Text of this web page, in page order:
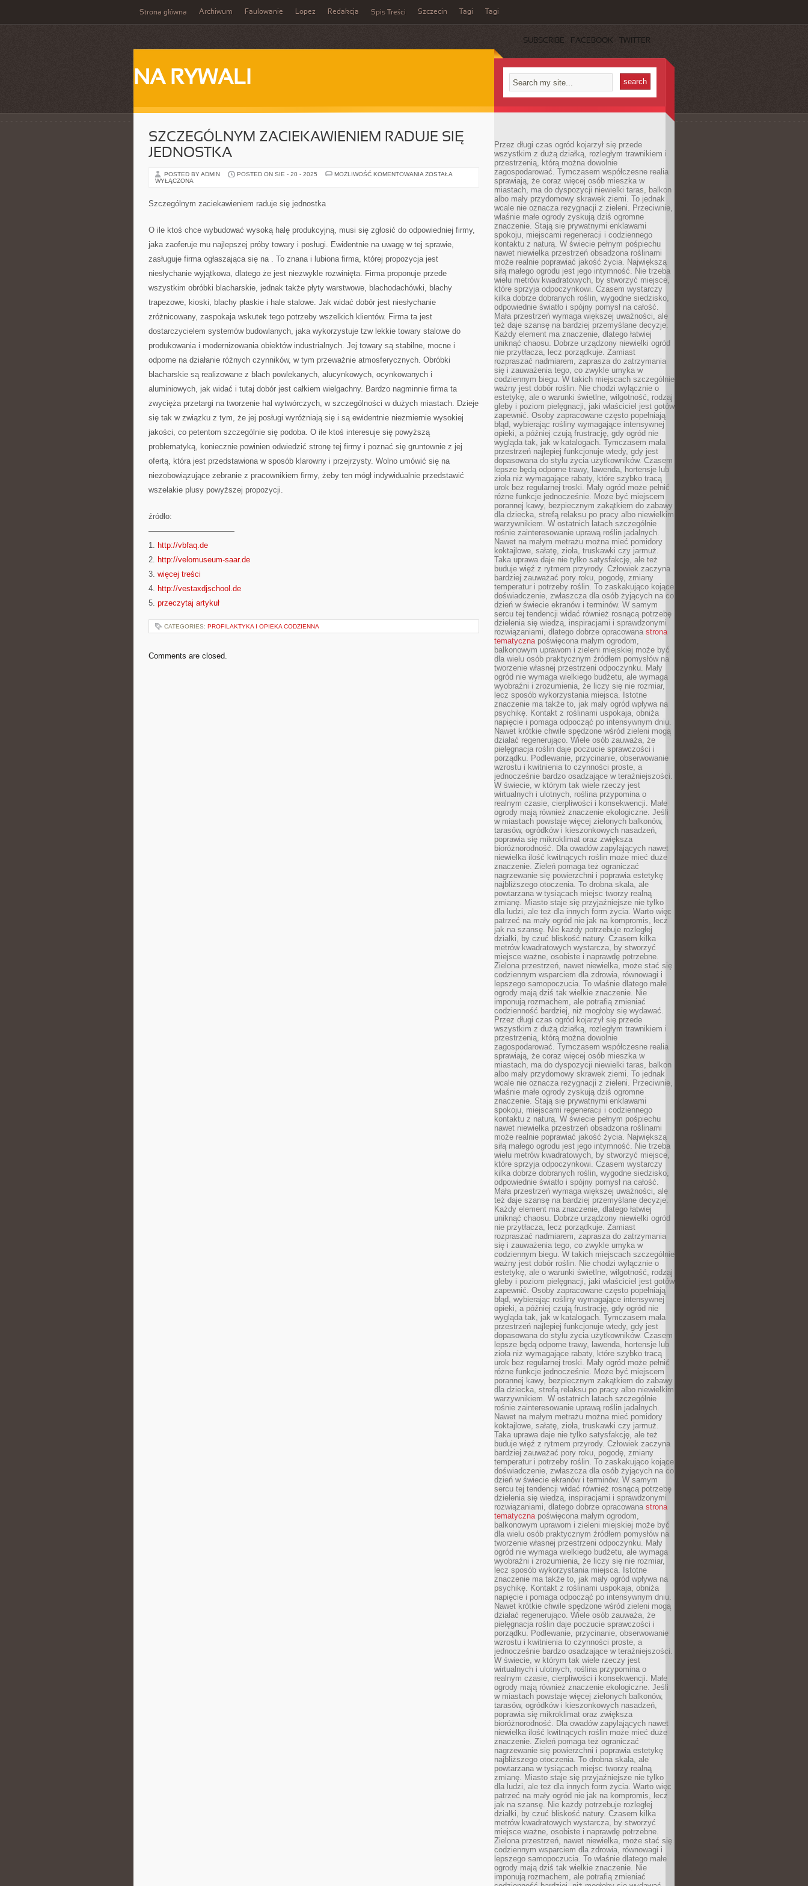
Strona główna Archiwum Faulowanie Lopez Redakcja Spis Treści Szczecin Tagi Tagi
SUBSCRIBE FACEBOOK TWITTER
NA RYWALI
SZCZEGÓLNYM ZACIEKAWIENIEM RADUJE SIĘ
JEDNOSTKA
POSTED BY ADMIN POSTED ON SIE - 20 - 2025 MOŻLIWOŚĆ KOMENTOWANIA SZCZEGÓLNYM
ZOSTAŁA
WYŁĄCZONA
Szczególnym zaciekawieniem raduje się jednostka
O ile ktoś chce wybudować wysoką halę produkcyjną, musi się zgłosić do odpowiedniej firmy,
jaka zaoferuje mu najlepszej próby towary i posługi. Ewidentnie na uwagę w tej sprawie,
zasługuje firma ogłaszająca się na . To znana i lubiona firma, której propozycja jest
niesłychanie wyjątkowa, dlatego że jest niezwykle rozwinięta. Firma proponuje przede
wszystkim obróbki blacharskie, jednak także płyty warstwowe, blachodachówki, blachy
trapezowe, kioski, blachy płaskie i hale stalowe. Jak widać dobór jest niesłychanie
zróżnicowany, zaspokaja wskutek tego potrzeby wszelkich klientów. Firma ta jest
dostarczycielem systemów budowlanych, jaka wykorzystuje tzw lekkie towary stalowe do
produkowania i modernizowania obiektów industrialnych. Jej towary są stabilne, mocne i
odporne na działanie różnych czynników, w tym przeważnie atmosferycznych. Obróbki
blacharskie są realizowane z blach powlekanych, alucynkowych, ocynkowanych i
aluminiowych, jak widać i tutaj dobór jest całkiem wielgachny. Bardzo nagminnie firma ta
zwycięża przetargi na tworzenie hal wytwórczych, w szczególności w dużych miastach. Dzieje
się tak w związku z tym, że jej posługi wyróżniają się i są ewidentnie niezmiernie wysokiej
jakości, co petentom szczególnie się podoba. O ile ktoś interesuje się powyższą
problematyką, koniecznie powinien odwiedzić stronę tej firmy i poznać się gruntownie z jej
ofertą, która jest przedstawiona w sposób klarowny i przejrzysty. Wolno umówić się na
niezobowiązujące zebranie z pracownikiem firmy, żeby ten mógł indywidualnie przedstawić
wszelakie plusy powyższej propozycji.
źródło:
———————————
1. http://vbfaq.de
2. http://velomuseum-saar.de
3. więcej treści
4. http://vestaxdjschool.de
5. przeczytaj artykuł
CATEGORIES: PROFILAKTYKA I OPIEKA CODZIENNA
Comments are closed.
Przez długi czas ogród kojarzył się przede
wszystkim z dużą działką, rozległym trawnikiem i
przestrzenią, którą można dowolnie
zagospodarować. Tymczasem współczesne realia
sprawiają, że coraz więcej osób mieszka w
miastach, ma do dyspozycji niewielki taras, balkon
albo mały przydomowy skrawek ziemi. To jednak
wcale nie oznacza rezygnacji z zieleni. Przeciwnie,
właśnie małe ogrody zyskują dziś ogromne
znaczenie. Stają się prywatnymi enklawami
spokoju, miejscami regeneracji i codziennego
kontaktu z naturą. W świecie pełnym pośpiechu
nawet niewielka przestrzeń obsadzona roślinami
może realnie poprawiać jakość życia. Największą
siłą małego ogrodu jest jego intymność. Nie trzeba
wielu metrów kwadratowych, by stworzyć miejsce,
które sprzyja odpoczynkowi. Czasem wystarczy
kilka dobrze dobranych roślin, wygodne siedzisko,
odpowiednie światło i spójny pomysł na całość.
Mała przestrzeń wymaga większej uważności, ale
też daje szansę na bardziej przemyślane decyzje.
Każdy element ma znaczenie, dlatego łatwiej
uniknąć chaosu. Dobrze urządzony niewielki ogród
nie przytłacza, lecz porządkuje. Zamiast
rozpraszać nadmiarem, zaprasza do zatrzymania
się i zauważenia tego, co zwykle umyka w
codziennym biegu. W takich miejscach szczególnie
ważny jest dobór roślin. Nie chodzi wyłącznie o
estetykę, ale o warunki świetlne, wilgotność, rodzaj
gleby i poziom pielęgnacji, jaki właściciel jest gotów
zapewnić. Osoby zapracowane często popełniają
błąd, wybierając rośliny wymagające intensywnej
opieki, a później czują frustrację, gdy ogród nie
wygląda tak, jak w katalogach. Tymczasem mała
przestrzeń najlepiej funkcjonuje wtedy, gdy jest
dopasowana do stylu życia użytkowników. Czasem
lepsze będą odporne trawy, lawenda, hortensje lub
zioła niż wymagające rabaty, które szybko tracą
urok bez regularnej troski. Mały ogród może pełnić
różne funkcje jednocześnie. Może być miejscem
porannej kawy, bezpiecznym zakątkiem do zabawy
dla dziecka, strefą relaksu po pracy albo niewielkim
warzywnikiem. W ostatnich latach szczególnie
rośnie zainteresowanie uprawą roślin jadalnych.
Nawet na małym metrażu można mieć pomidory
koktajlowe, sałatę, zioła, truskawki czy jarmuż.
Taka uprawa daje nie tylko satysfakcję, ale też
buduje więź z rytmem przyrody. Człowiek zaczyna
bardziej zauważać pory roku, pogodę, zmiany
temperatur i potrzeby roślin. To zaskakująco kojące
doświadczenie, zwłaszcza dla osób żyjących na co
dzień w świecie ekranów i terminów. W samym
sercu tej tendencji widać również rosnącą potrzebę
dzielenia się wiedzą, inspiracjami i sprawdzonymi
rozwiązaniami, dlatego dobrze opracowana strona
tematycznapoświęcona małym ogrodom,
balkonowym uprawom i zieleni miejskiej może być
dla wielu osób praktycznym źródłem pomysłów na
tworzenie własnej przestrzeni odpoczynku. Mały
ogród nie wymaga wielkiego budżetu, ale wymaga
wyobraźni i zrozumienia, że liczy się nie rozmiar,
lecz sposób wykorzystania miejsca. Istotne
znaczenie ma także to, jak mały ogród wpływa na
psychikę. Kontakt z roślinami uspokaja, obniża
napięcie i pomaga odpocząć po intensywnym dniu.
Nawet krótkie chwile spędzone wśród zieleni mogą
działać regenerująco. Wiele osób zauważa, że
pielęgnacja roślin daje poczucie sprawczości i
porządku. Podlewanie, przycinanie, obserwowanie
wzrostu i kwitnienia to czynności proste, a
jednocześnie bardzo osadzające w teraźniejszości.
W świecie, w którym tak wiele rzeczy jest
wirtualnych i ulotnych, roślina przypomina o
realnym czasie, cierpliwości i konsekwencji. Małe
ogrody mają również znaczenie ekologiczne. Jeśli
w miastach powstaje więcej zielonych balkonów,
tarasów, ogródków i kieszonkowych nasadzeń,
poprawia się mikroklimat oraz zwiększa
bioróżnorodność. Dla owadów zapylających nawet
niewielka ilość kwitnących roślin może mieć duże
znaczenie. Zieleń pomaga też ograniczać
nagrzewanie się powierzchni i poprawia estetykę
najbliższego otoczenia. To drobna skala, ale
powtarzana w tysiącach miejsc tworzy realną
zmianę. Miasto staje się przyjaźniejsze nie tylko
dla ludzi, ale też dla innych form życia. Warto więc
patrzeć na mały ogród nie jak na kompromis, lecz
jak na szansę. Nie każdy potrzebuje rozległej
działki, by czuć bliskość natury. Czasem kilka
metrów kwadratowych wystarcza, by stworzyć
miejsce ważne, osobiste i naprawdę potrzebne.
Zielona przestrzeń, nawet niewielka, może stać się
codziennym wsparciem dla zdrowia, równowagi i
lepszego samopoczucia. To właśnie dlatego małe
ogrody mają dziś tak wielkie znaczenie. Nie
imponują rozmachem, ale potrafią zmieniać
codzienność bardziej, niż mogłoby się wydawać.
Przez długi czas ogród kojarzył się przede
wszystkim z dużą działką, rozległym trawnikiem i
przestrzenią, którą można dowolnie
zagospodarować. Tymczasem współczesne realia
sprawiają, że coraz więcej osób mieszka w
miastach, ma do dyspozycji niewielki taras, balkon
albo mały przydomowy skrawek ziemi. To jednak
wcale nie oznacza rezygnacji z zieleni. Przeciwnie,
właśnie małe ogrody zyskują dziś ogromne
znaczenie. Stają się prywatnymi enklawami
spokoju, miejscami regeneracji i codziennego
kontaktu z naturą. W świecie pełnym pośpiechu
nawet niewielka przestrzeń obsadzona roślinami
może realnie poprawiać jakość życia. Największą
siłą małego ogrodu jest jego intymność. Nie trzeba
wielu metrów kwadratowych, by stworzyć miejsce,
które sprzyja odpoczynkowi. Czasem wystarczy
kilka dobrze dobranych roślin, wygodne siedzisko,
odpowiednie światło i spójny pomysł na całość.
Mała przestrzeń wymaga większej uważności, ale
też daje szansę na bardziej przemyślane decyzje.
Każdy element ma znaczenie, dlatego łatwiej
uniknąć chaosu. Dobrze urządzony niewielki ogród
nie przytłacza, lecz porządkuje. Zamiast
rozpraszać nadmiarem, zaprasza do zatrzymania
się i zauważenia tego, co zwykle umyka w
codziennym biegu. W takich miejscach szczególnie
ważny jest dobór roślin. Nie chodzi wyłącznie o
estetykę, ale o warunki świetlne, wilgotność, rodzaj
gleby i poziom pielęgnacji, jaki właściciel jest gotów
zapewnić. Osoby zapracowane często popełniają
błąd, wybierając rośliny wymagające intensywnej
opieki, a później czują frustrację, gdy ogród nie
wygląda tak, jak w katalogach. Tymczasem mała
przestrzeń najlepiej funkcjonuje wtedy, gdy jest
dopasowana do stylu życia użytkowników. Czasem
lepsze będą odporne trawy, lawenda, hortensje lub
zioła niż wymagające rabaty, które szybko tracą
urok bez regularnej troski. Mały ogród może pełnić
różne funkcje jednocześnie. Może być miejscem
porannej kawy, bezpiecznym zakątkiem do zabawy
dla dziecka, strefą relaksu po pracy albo niewielkim
warzywnikiem. W ostatnich latach szczególnie
rośnie zainteresowanie uprawą roślin jadalnych.
Nawet na małym metrażu można mieć pomidory
koktajlowe, sałatę, zioła, truskawki czy jarmuż.
Taka uprawa daje nie tylko satysfakcję, ale też
buduje więź z rytmem przyrody. Człowiek zaczyna
bardziej zauważać pory roku, pogodę, zmiany
temperatur i potrzeby roślin. To zaskakująco kojące
doświadczenie, zwłaszcza dla osób żyjących na co
dzień w świecie ekranów i terminów. W samym
sercu tej tendencji widać również rosnącą potrzebę
dzielenia się wiedzą, inspiracjami i sprawdzonymi
rozwiązaniami, dlatego dobrze opracowana strona
tematycznapoświęcona małym ogrodom,
balkonowym uprawom i zieleni miejskiej może być
dla wielu osób praktycznym źródłem pomysłów na
tworzenie własnej przestrzeni odpoczynku. Mały
ogród nie wymaga wielkiego budżetu, ale wymaga
wyobraźni i zrozumienia, że liczy się nie rozmiar,
lecz sposób wykorzystania miejsca. Istotne
znaczenie ma także to, jak mały ogród wpływa na
psychikę. Kontakt z roślinami uspokaja, obniża
napięcie i pomaga odpocząć po intensywnym dniu.
Nawet krótkie chwile spędzone wśród zieleni mogą
działać regenerująco. Wiele osób zauważa, że
pielęgnacja roślin daje poczucie sprawczości i
porządku. Podlewanie, przycinanie, obserwowanie
wzrostu i kwitnienia to czynności proste, a
jednocześnie bardzo osadzające w teraźniejszości.
W świecie, w którym tak wiele rzeczy jest
wirtualnych i ulotnych, roślina przypomina o
realnym czasie, cierpliwości i konsekwencji. Małe
ogrody mają również znaczenie ekologiczne. Jeśli
w miastach powstaje więcej zielonych balkonów,
tarasów, ogródków i kieszonkowych nasadzeń,
poprawia się mikroklimat oraz zwiększa
bioróżnorodność. Dla owadów zapylających nawet
niewielka ilość kwitnących roślin może mieć duże
znaczenie. Zieleń pomaga też ograniczać
nagrzewanie się powierzchni i poprawia estetykę
najbliższego otoczenia. To drobna skala, ale
powtarzana w tysiącach miejsc tworzy realną
zmianę. Miasto staje się przyjaźniejsze nie tylko
dla ludzi, ale też dla innych form życia. Warto więc
patrzeć na mały ogród nie jak na kompromis, lecz
jak na szansę. Nie każdy potrzebuje rozległej
działki, by czuć bliskość natury. Czasem kilka
metrów kwadratowych wystarcza, by stworzyć
miejsce ważne, osobiste i naprawdę potrzebne.
Zielona przestrzeń, nawet niewielka, może stać się
codziennym wsparciem dla zdrowia, równowagi i
lepszego samopoczucia. To właśnie dlatego małe
ogrody mają dziś tak wielkie znaczenie. Nie
imponują rozmachem, ale potrafią zmieniać